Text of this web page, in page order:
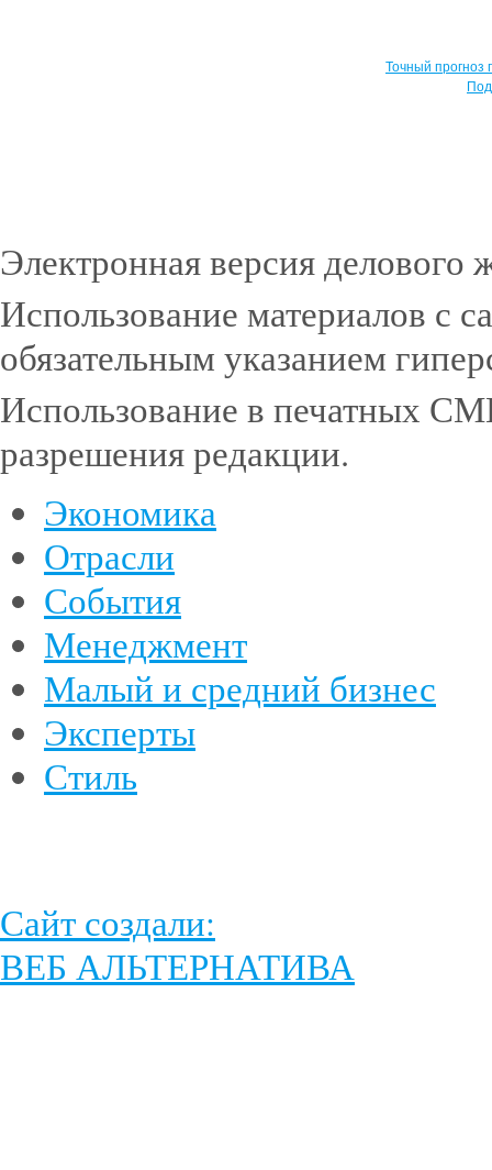
Точный прогноз
Электронная версия
Использование материалов с
обязательным указанием
Использование в печатных
разрешения редакции.
Экономика
Отрасли
События
Менеджмент
Малый и средний бизнес
Эксперты
Стиль
Сайт создали:
ВЕБ АЛЬТЕРНАТИВА